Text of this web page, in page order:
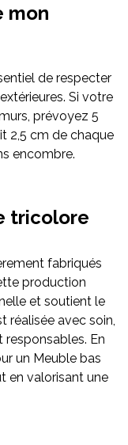
mon
de respecter
Si votre
prévoyez 5
2,5 cm de chaque
encombre.
tricolore
fabriqués
production
et soutient le
réalisée avec soin,
En
un Meuble bas
en valorisant une